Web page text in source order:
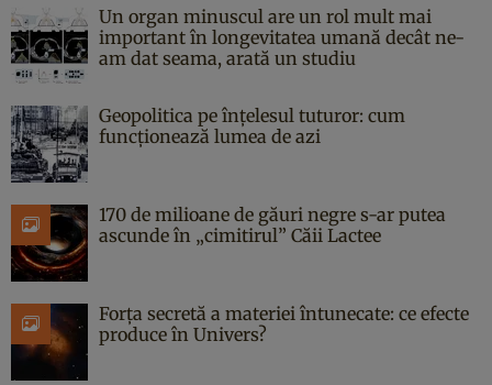
Un organ minuscul are un rol mult mai
important în longevitatea umană decât ne-
am dat seama, arată un studiu
Geopolitica pe înțelesul tuturor: cum
funcționează lumea de azi
170 de milioane de găuri negre s-ar putea
ascunde în „cimitirul” Căii Lactee
Forța secretă a materiei întunecate: ce efecte
produce în Univers?